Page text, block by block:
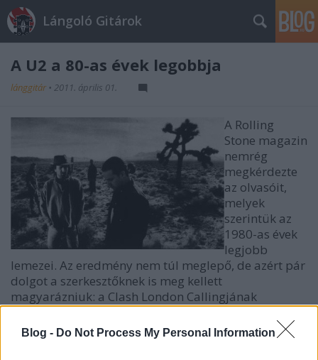
Blog - Do Not Process My Personal Information
Lángoló Gitárok
A U2 a 80-as évek legobbja
lánggitár • 2011. április 01.
A Rolling
Stone magazin
nemrég
megkérdezte
az olvasóit,
melyek
szerintük az
1980-as évek
legjobb
lemezei. Az eredmény nem túl meglepő, de azért pár
dolgot a szerkesztőknek is meg kellett
magyarázniuk: a Clash London Callingjának
szereplése például vitatott, hiszen a lemez eredetileg
1979 decemberében jelent meg, de az USA-ba csak
1980 januárjában jutott át. Az általában látottaknál